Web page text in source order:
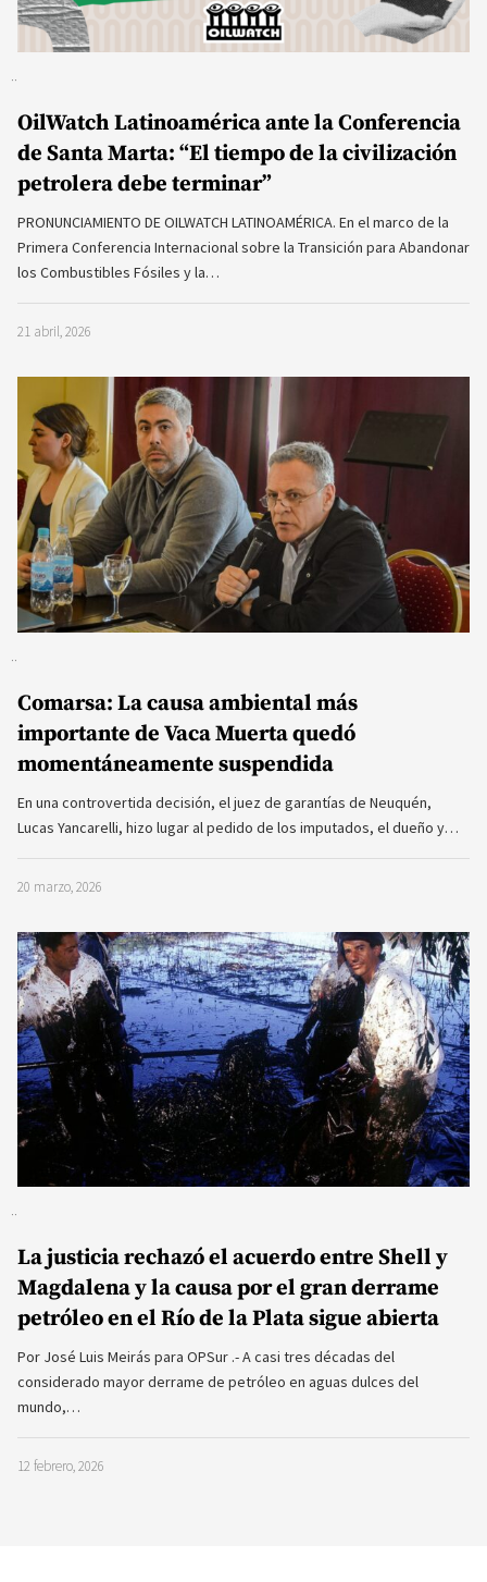
OilWatch Latinoamérica ante la Conferencia
de Santa Marta: “El tiempo de la civilización
petrolera debe terminar”
PRONUNCIAMIENTO DE OILWATCH LATINOAMÉRICA. En el marco de la
Primera Conferencia Internacional sobre la Transición para Abandonar
los Combustibles Fósiles y la…
21 abril, 2026
Comarsa: La causa ambiental más
importante de Vaca Muerta quedó
momentáneamente suspendida
En una controvertida decisión, el juez de garantías de Neuquén,
Lucas Yancarelli, hizo lugar al pedido de los imputados, el dueño y…
20 marzo, 2026
La justicia rechazó el acuerdo entre Shell y
Magdalena y la causa por el gran derrame
petróleo en el Río de la Plata sigue abierta
Por José Luis Meirás para OPSur .- A casi tres décadas del
considerado mayor derrame de petróleo en aguas dulces del
mundo,…
12 febrero, 2026